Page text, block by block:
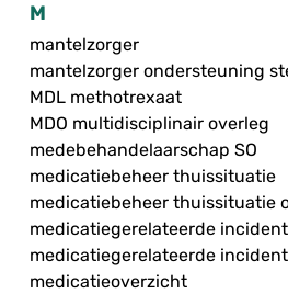
M
mantelzorger
mantelzorger ondersteuning
MDL methotrexaat
MDO multidisciplinair overleg
medebehandelaarschap SO
medicatiebeheer thuissituatie
medicatiebeheer thuissituatie
medicatiegerelateerde
medicatiegerelateerde
medicatieoverzicht